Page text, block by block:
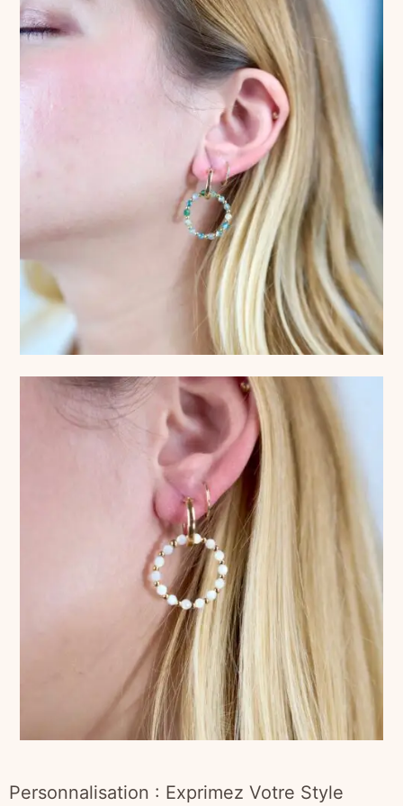
Personnalisation : Exprimez Votre Style